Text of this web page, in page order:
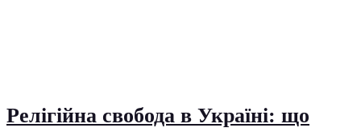
Релігійна свобода в Україні: що